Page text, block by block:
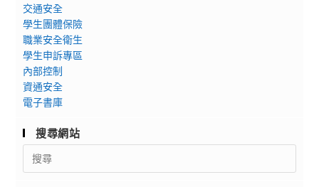
交通安全
學生團體保險
職業安全衛生
學生申訴專區
內部控制
資通安全
電子書庫
搜尋網站
Search
for: